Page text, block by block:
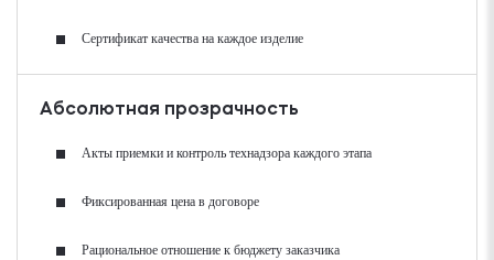
Сертификат качества на каждое изделие
Абсолютная прозрачность
Акты приемки и контроль технадзора каждого этапа
Фиксированная цена в договоре
Рациональное отношение к бюджету заказчика